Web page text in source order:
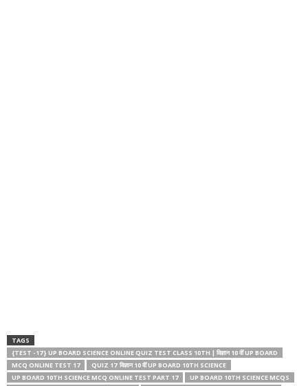
TAGS
{TEST -17 } UP BOARD SCIENCE ONLINE QUIZ TEST CLASS 10TH | विज्ञान 10 वीं UP BOARD
MCQ ONLINE TEST 17
QUIZ 17 विज्ञान 10 वीं UP BOARD 10TH SCIENCE
UP BOARD 10TH SCIENCE MCQ ONLINE TEST PART 17
UP BOARD 10TH SCIENCE MCQS